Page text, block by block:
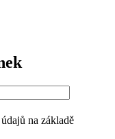
na základě